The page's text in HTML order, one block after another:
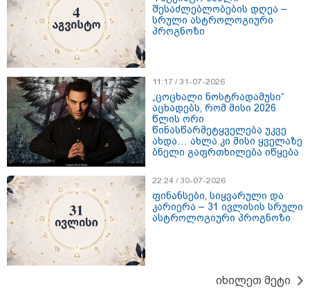
12:34 / 08-08-2026
რას აცხადებს ირაკლი კობახიძე
ელექტროენერგიის რამდენჯერმე
გათიშვასთან დაკავშირებით?
"სიმბოლურია, რომ კობახიძის
შესაძლებლობების დღეა –
სრული ასტროლოგიური
პროგნოზი
11:17 / 31-07-2026
„ცოცხალი ნოსტრადამუსი“
აცხადებს, რომ მისი 2026
წლის ორი
წინასწარმეტყველება უკვე
ახდა… ახლა კი მისი ყველაზე
ბნელი გაფრთხილება იწყება
22:24 / 30-07-2026
ფინანსები, სიყვარული და
კარიერა – 31 ივლისის სრული
ასტროლოგიური პროგნოზი
იხილეთ მეტი